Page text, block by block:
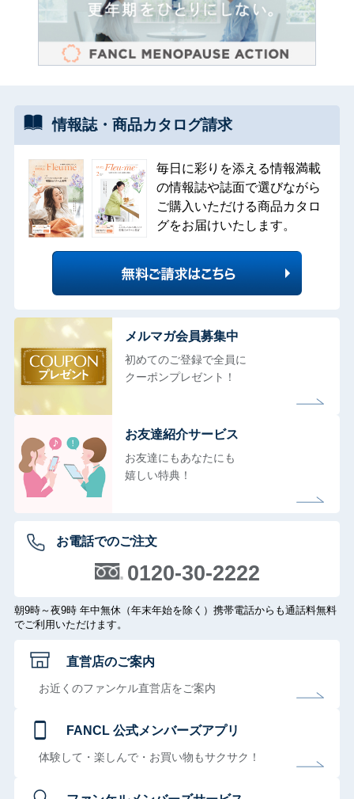
情報誌・ 商品カタログ請求
毎日に彩りを添える情報満載
の情報誌や誌面で選びながら
ご購入いただける商品カタロ
グをお届けいたします。
メルマガ会員募集中
初めてのご登録で全員に
クーポンプレゼント！
お友達紹介サービス
お友達にもあなたにも
嬉しい特典！
お電話でのご注文
0120-30-2222
朝9時～夜9時 年中無休（年末年始を除く）携帯電話からも通話料無料
でご利用いただけます。
直営店のご案内
お近くのファンケル直営店をご案内
FANCL 公式メンバーズアプリ
体験して・楽しんで・お買い物もサクサク！